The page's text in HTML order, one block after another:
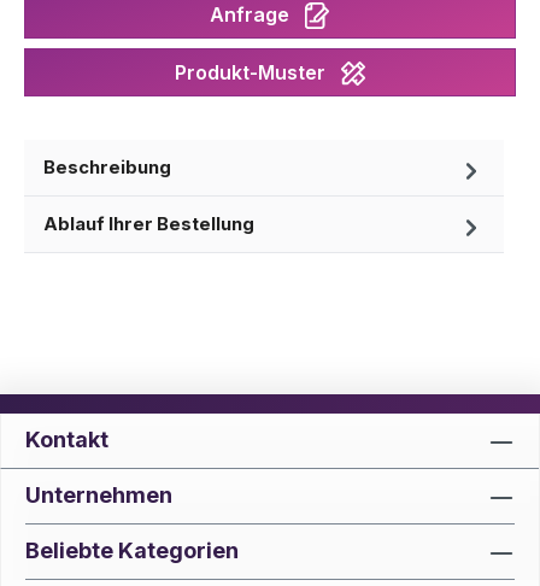
Anfrage
Produkt-Muster
Beschreibung
Ablauf Ihrer Bestellung
Kontakt
Unternehmen
Beliebte Kategorien